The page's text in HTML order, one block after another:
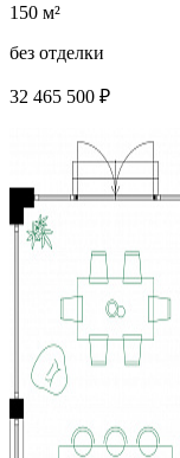
150 м²
без отделки
32 465 500 ₽